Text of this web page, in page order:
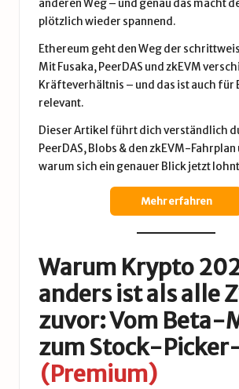
anderen Weg – und genau das macht
plötzlich wieder spannend.
Ethereum geht den Weg der
Mit Fusaka, PeerDAS und zkEVM
Kräfteverhältnis – und das ist auch für
relevant.
Dieser Artikel führt dich verständlich
PeerDAS, Blobs & den zkEVM-
warum sich ein genauer Blick jetzt
Mehr erfahren
Warum Krypto
anders ist als alle
zuvor: Vom Beta-
zum Stock-
(Premium)